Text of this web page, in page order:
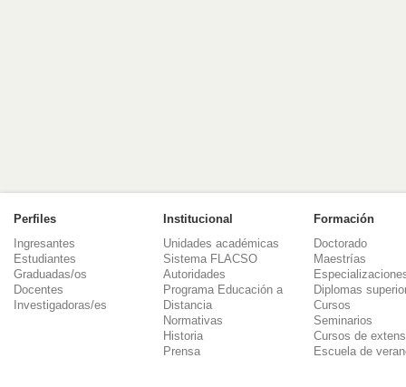
Perfiles
Ingresantes
Estudiantes
Graduadas/os
Docentes
Investigadoras/es
Institucional
Unidades académicas
Sistema FLACSO
Autoridades
Programa Educación a
Distancia
Normativas
Historia
Prensa
Formación
Doctorado
Maestrías
Diplomas
Cursos
Seminarios
Cursos de
Escuela de